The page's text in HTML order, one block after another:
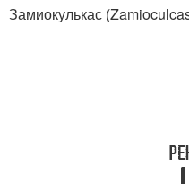
Замиокулькас